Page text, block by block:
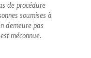
de procédure
soumises à
demeure pas
méconnue.